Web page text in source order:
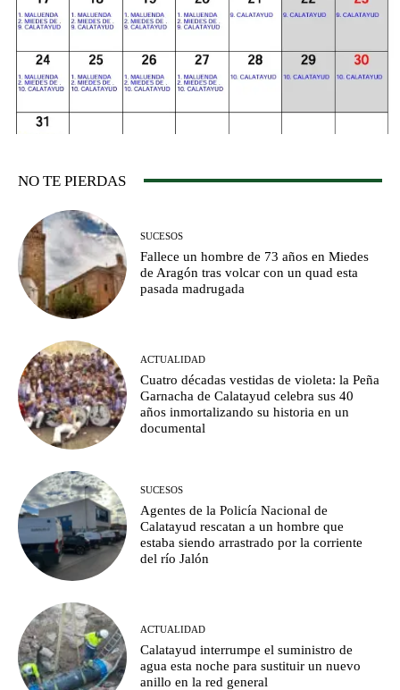
NO TE PIERDAS
SUCESOS
Fallece un hombre de 73 años en Miedes
de Aragón tras volcar con un quad esta
pasada madrugada
ACTUALIDAD
Cuatro décadas vestidas de violeta: la Peña
Garnacha de Calatayud celebra sus 40
años inmortalizando su historia en un
documental
SUCESOS
Agentes de la Policía Nacional de
Calatayud rescatan a un hombre que
estaba siendo arrastrado por la corriente
del río Jalón
ACTUALIDAD
Calatayud interrumpe el suministro de
agua esta noche para sustituir un nuevo
anillo en la red general